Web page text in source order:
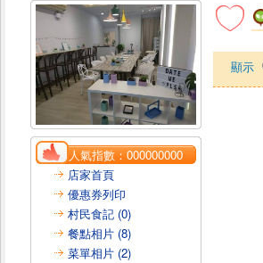
人氣指數：000000000
店家首頁
優惠券列印
村民食記 (0)
餐點相片 (8)
菜單相片 (2)
顯示